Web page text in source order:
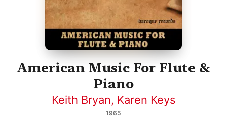
American Music For Flute &
Piano
Keith Bryan, Karen Keys
1965